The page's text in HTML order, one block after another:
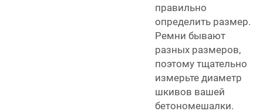
правильно
определить размер.
Ремни бывают
разных размеров,
поэтому тщательно
измерьте диаметр
шкивов вашей
бетономешалки.